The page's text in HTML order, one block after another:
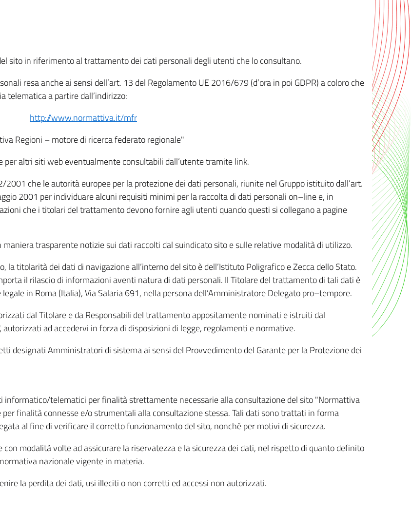
sito in riferimento al trattamento dei dati personali degli utenti che lo consultano.
resa anche ai sensi dell’art. 13 del Regolamento UE 2016/679 (d’ora in poi GDPR) a coloro che
telematica a partire dall’indirizzo:
http://www.normattiva.it/mfr
Regioni – motore di ricerca federato regionale"
per altri siti web eventualmente consultabili dall’utente tramite link.
che le autorità europee per la protezione dei dati personali, riunite nel Gruppo istituito dall’art.
2001 per individuare alcuni requisiti minimi per la raccolta di dati personali on–line e, in
che i titolari del trattamento devono fornire agli utenti quando questi si collegano a pagine
trasparente notizie sui dati raccolti dal suindicato sito e sulle relative modalità di utilizzo.
la titolarità dei dati di navigazione all’interno del sito è dell’Istituto Poligrafico e Zecca dello Stato.
il rilascio di informazioni aventi natura di dati personali. Il Titolare del trattamento di tali dati è
in Roma (Italia), Via Salaria 691, nella persona dell’Amministratore Delegato pro–tempore.
dal Titolare e da Responsabili del trattamento appositamente nominati e istruiti dal
ad accedervi in forza di disposizioni di legge, regolamenti e normative.
designati Amministratori di sistema ai sensi del Provvedimento del Garante per la Protezione dei
telematici per finalità strettamente necessarie alla consultazione del sito "Normattiva
finalità connesse e/o strumentali alla consultazione stessa. Tali dati sono trattati in forma
al fine di verificare il corretto funzionamento del sito, nonché per motivi di sicurezza.
modalità volte ad assicurare la riservatezza e la sicurezza dei dati, nel rispetto di quanto definito
nazionale vigente in materia.
la perdita dei dati, usi illeciti o non corretti ed accessi non autorizzati.